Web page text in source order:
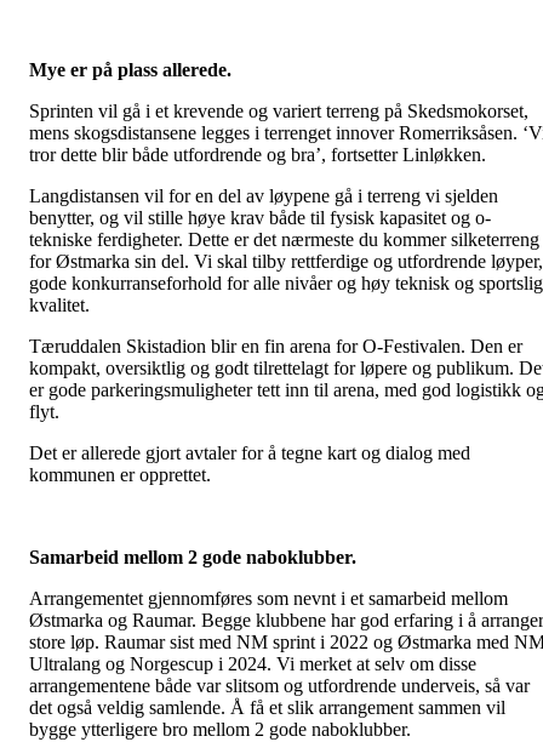
Mye er på plass allerede.
Sprinten vil gå i et krevende og variert terreng på Skedsmokorset,
mens skogsdistansene legges i terrenget innover Romerriksåsen.
tror dette blir både utfordrende og bra’, fortsetter Linløkken.
Langdistansen vil for en del av løypene gå i terreng vi sjelden
benytter, og vil stille høye krav både til fysisk kapasitet og o-
tekniske ferdigheter. Dette er det nærmeste du kommer silketerreng
for Østmarka sin del. Vi skal tilby rettferdige og utfordrende løyper,
gode konkurranseforhold for alle nivåer og høy teknisk og sportslig
kvalitet.
Tæruddalen Skistadion blir en fin arena for O-Festivalen. Den er
kompakt, oversiktlig og godt tilrettelagt for løpere og publikum.
er gode parkeringsmuligheter tett inn til arena, med god logistikk
flyt.
Det er allerede gjort avtaler for å tegne kart og dialog med
kommunen er opprettet.
Samarbeid mellom 2 gode naboklubber.
Arrangementet gjennomføres som nevnt i et samarbeid mellom
Østmarka og Raumar. Begge klubbene har god erfaring i å
store løp. Raumar sist med NM sprint i 2022 og Østmarka med
Ultralang og Norgescup i 2024. Vi merket at selv om disse
arrangementene både var slitsom og utfordrende underveis, så var
det også veldig samlende. Å få et slik arrangement sammen vil
bygge ytterligere bro mellom 2 gode naboklubber.